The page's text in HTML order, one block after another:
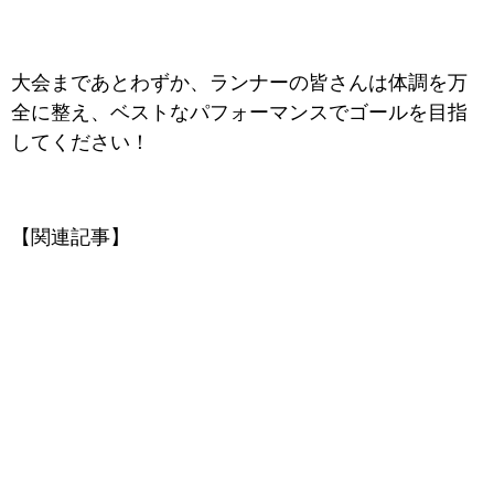
大会まであとわずか、ランナーの皆さんは体調を万
全に整え、ベストなパフォーマンスでゴールを目指
してください！
【関連記事】